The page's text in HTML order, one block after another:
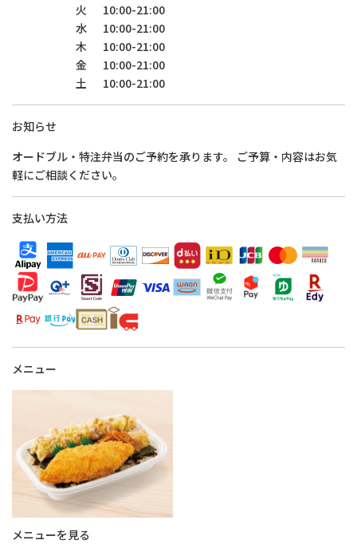
火
10:00-21:00
水
10:00-21:00
木
10:00-21:00
金
10:00-21:00
土
10:00-21:00
お知らせ
オードブル・特注弁当のご予約を承ります。 ご予算・内容はお気
軽にご相談ください。
支払い方法
メニュー
メニューを見る